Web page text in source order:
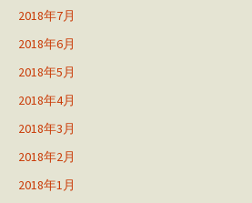
2018年7月
2018年6月
2018年5月
2018年4月
2018年3月
2018年2月
2018年1月